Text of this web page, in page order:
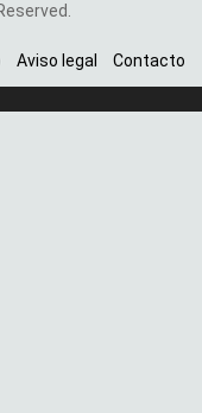
Aviso legal
Contacto